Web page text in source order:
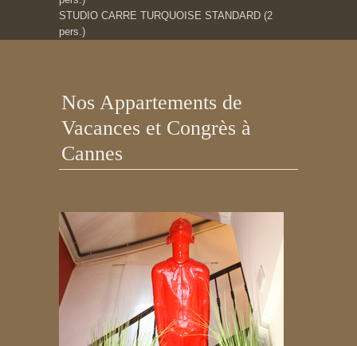
STUDIO CARRE TURQUOISE STANDARD (2
pers.)
Nos Appartements de
Vacances et Congrès à
Cannes